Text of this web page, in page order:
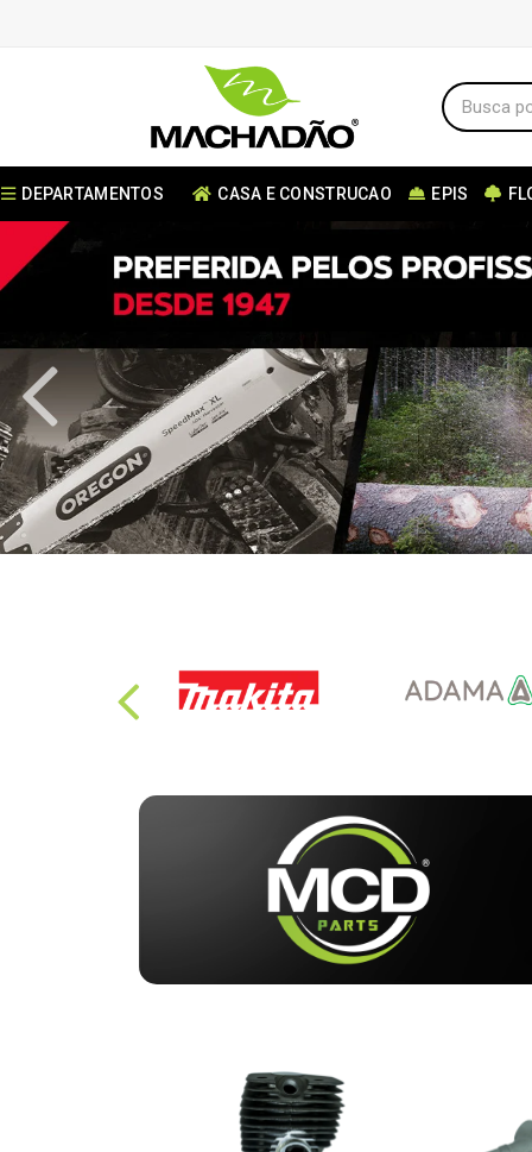
DEPARTAMENTOS CASA E CONSTRUCAO EPIS